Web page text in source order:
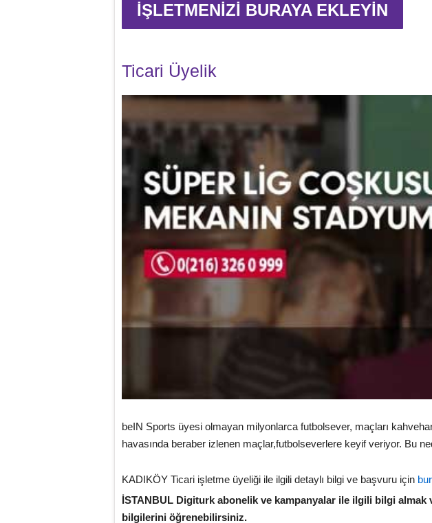
İŞLETMENİZİ BURAYA EKLEYİN
Ticari Üyelik
beIN Sports üyesi olmayan milyonlarca futbolsever, maçları
havasında beraber izlenen maçlar,futbolseverlere keyif veriyor. Bu
KADIKÖY Ticari işletme üyeliği ile ilgili detaylı bilgi ve başvuru için
İSTANBUL Digiturk abonelik ve kampanyalar ile ilgili bilgi almak
bilgilerini öğrenebilirsiniz.